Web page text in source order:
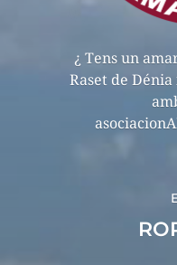
¿ Tens un
Raset de